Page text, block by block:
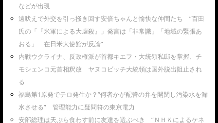
などが出現
遠吠えで外交を引っ掻き回す安倍ちゃんと愉快な仲間たち ”百田
氏の「『米軍による大虐殺』」発言は「非常識」「地域の緊張あ
おる」 在日米大使館が反論”
内戦ウクライナ、反政権派が首都キエフ・大統領私邸を掌握、チ
モシェンコ元首相釈放 ヤヌコビッチ大統領は国外脱出阻止され
る
福島第1原発でテロ発生か？”何者かが配管の弁を開閉し汚染水を漏
水させる” 管理能力に疑問符の東京電力
安部総理は天ぷら食わす前に友達を選ぶべき ”ＮＨＫによるケネ